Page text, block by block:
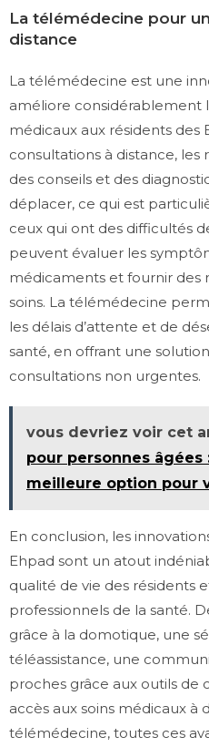
La télémédecine pour
distance
La télémédecine est une
améliore considérablement
médicaux aux résidents des
consultations à distance,
des conseils et des
déplacer, ce qui est
ceux qui ont des difficultés
peuvent évaluer les
médicaments et fournir
soins. La télémédecine
les délais d’attente et de
santé, en offrant une
consultations non urgentes.
vous devriez voir cet
pour personnes
meilleure option pour
En conclusion, les
Ehpad sont un atout
qualité de vie des résidents
professionnels de la santé.
grâce à la domotique, une
téléassistance, une
proches grâce aux outils de
accès aux soins médicaux à
télémédecine, toutes ces